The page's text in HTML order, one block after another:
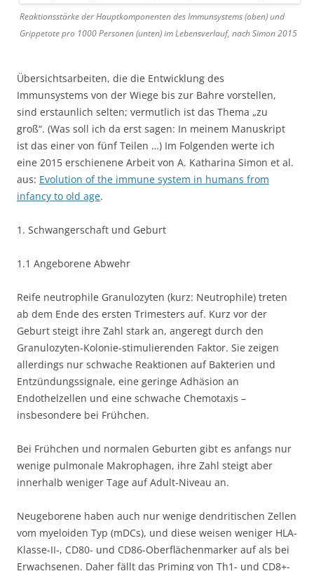
Reaktionsstärke der Hauptkomponenten des Immunsystems (oben) und
Grippetote pro 1000 Personen (unten) im Lebensverlauf, nach Simon 2015
Übersichtsarbeiten, die die Entwicklung des
Immunsystems von der Wiege bis zur Bahre vorstellen,
sind erstaunlich selten; vermutlich ist das Thema „zu
groß“. (Was soll ich da erst sagen: In meinem Manuskript
ist das einer von fünf Teilen …) Im Folgenden werte ich
eine 2015 erschienene Arbeit von A. Katharina Simon et al.
aus: Evolution of the immune system in humans from
infancy to old age.
1. Schwangerschaft und Geburt
1.1 Angeborene Abwehr
Reife neutrophile Granulozyten (kurz: Neutrophile) treten
ab dem Ende des ersten Trimesters auf. Kurz vor der
Geburt steigt ihre Zahl stark an, angeregt durch den
Granulozyten-Kolonie-stimulierenden Faktor. Sie zeigen
allerdings nur schwache Reaktionen auf Bakterien und
Entzündungssignale, eine geringe Adhäsion an
Endothelzellen und eine schwache Chemotaxis –
insbesondere bei Frühchen.
Bei Frühchen und normalen Geburten gibt es anfangs nur
wenige pulmonale Makrophagen, ihre Zahl steigt aber
innerhalb weniger Tage auf Adult-Niveau an.
Neugeborene haben auch nur wenige dendritischen Zellen
vom myeloiden Typ (mDCs), und diese weisen weniger HLA-
Klasse-II-, CD80- und CD86-Oberflächenmarker auf als bei
Erwachsenen. Daher fällt das Priming von Th1- und CD8+-